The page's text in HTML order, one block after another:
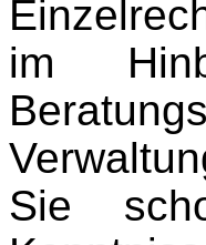
im
Sie